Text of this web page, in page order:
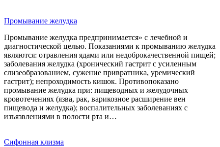
Промывание желудка
Промывание желудка предпринимается» с лечебной и
диагностической целью. Показаниями к промыванию желудка
являются: отравления ядами или недоброкачественной пищей;
заболевания желудка (хронический гастрит с усиленным
слизеобразованием, сужение привратника, уремический
гастрит); непроходимость кишок. Противопоказано
промывание желудка при: пищеводных и желудочных
кровотечениях (язва, рак, варикозное расширение вен
пищевода и желудка); воспалительных заболеваниях с
изъязвлениями в полости рта и…
Сифонная клизма